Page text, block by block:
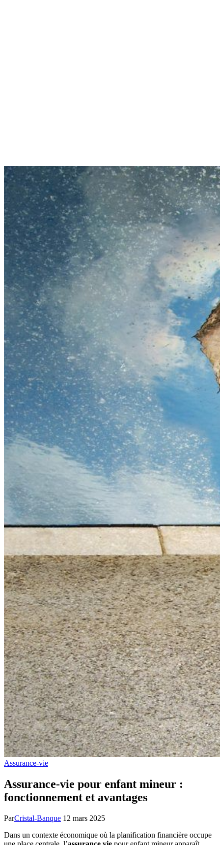
Assurance-vie
Assurance-vie pour enfant mineur :
fonctionnement et avantages
ParCristal-Banque 12 mars 2025
Dans un contexte économique où la planification financière occupe